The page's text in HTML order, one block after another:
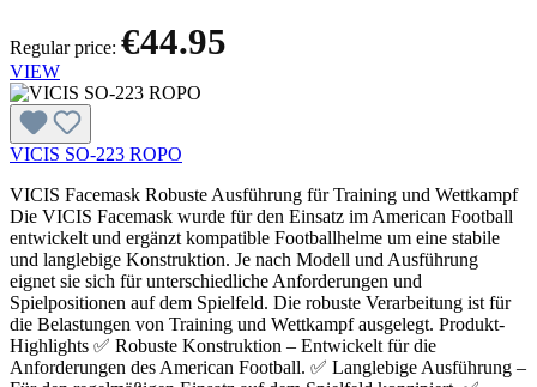
Regular price: €44.95
VIEW
VICIS SO-223 ROPO
VICIS Facemask Robuste Ausführung für Training und Wettkampf
Die VICIS Facemask wurde für den Einsatz im American Football
entwickelt und ergänzt kompatible Footballhelme um eine stabile
und langlebige Konstruktion. Je nach Modell und Ausführung
eignet sie sich für unterschiedliche Anforderungen und
Spielpositionen auf dem Spielfeld. Die robuste Verarbeitung ist für
die Belastungen von Training und Wettkampf ausgelegt. Produkt-
Highlights ✅ Robuste Konstruktion – Entwickelt für die
Anforderungen des American Football. ✅ Langlebige Ausführung –